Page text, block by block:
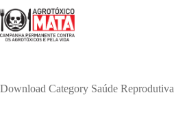
para
o
conteúdo
Download Category Saúde Reprodutiva